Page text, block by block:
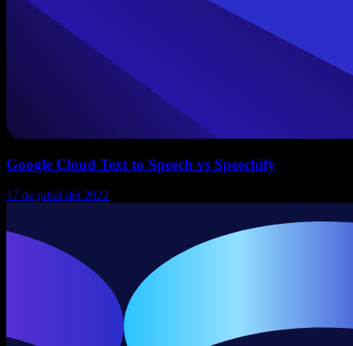
Google Cloud Text to Speech vs Speechify
17 de juliol del 2022